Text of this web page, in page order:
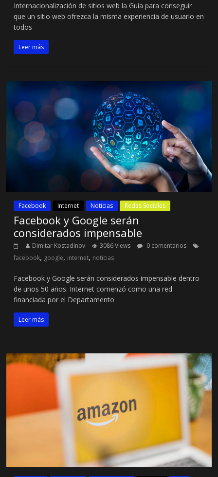
Internacionalización de sitios web la Guía para conseguir
que un sitio web ofrezca la misma experiencia de usuario en
todos
Leer más
Facebook Internet Noticias Redes Sociales
Facebook y Google serán
considerados impensable
Dimitar Kostadinov 3086 Views
0 comentarios
facebook, google, internet, noticias
Facebook y Google serán considerados impensable dentro
de unos 50 años. Internet comenzó como una red
financiada por el Departamento
Leer más